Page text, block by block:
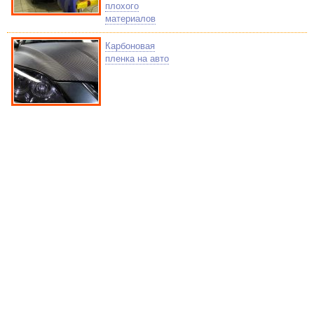
плохого
материалов
Карбоновая
пленка на авто